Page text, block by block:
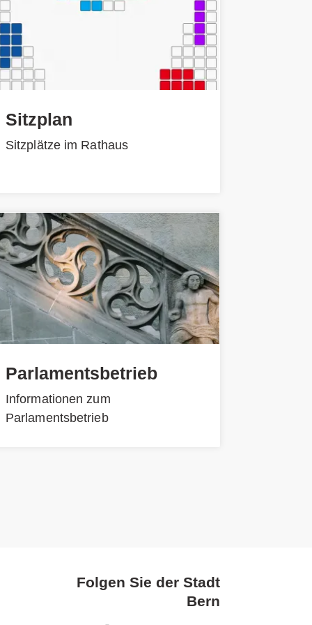
Sitzplan
Sitzplätze im Rathaus
Parlamentsbetrieb
Informationen zum
Parlamentsbetrieb
Folgen Sie der Stadt
Bern